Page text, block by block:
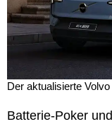
Der aktualisierte
Batterie-Poker